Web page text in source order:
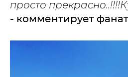
просто
- комментирует